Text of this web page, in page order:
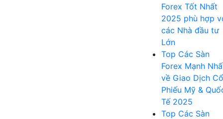
Forex Tốt Nhất
2025 phù hợp
các Nhà đầu tư
Lớn
Top Các Sàn
Forex Mạnh
về Giao Dịch Cổ
Phiếu Mỹ &
Tế 2025
Top Các Sàn